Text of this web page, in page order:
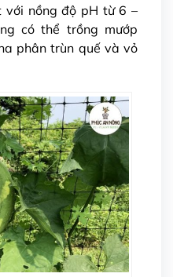
nồng độ pH từ 6 –
có thể trồng mướp
phân trùn quế và vỏ
tin